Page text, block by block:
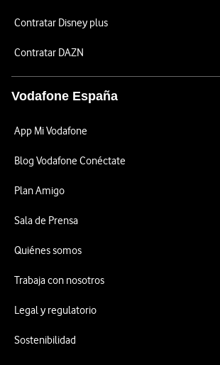
Contratar Disney plus
Contratar DAZN
Vodafone España
App Mi Vodafone
Blog Vodafone Conéctate
Plan Amigo
Sala de Prensa
Quiénes somos
Trabaja con nosotros
Legal y regulatorio
Sostenibilidad